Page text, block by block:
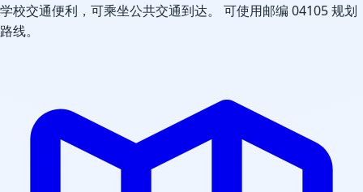
学校交通便利，可乘坐公共交通到达。 可使用邮编 04105 规划
路线。